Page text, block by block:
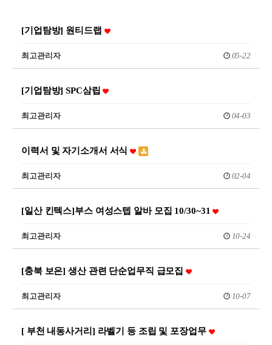
[기업탐방] 원티드랩
최고관리자 05-22
[기업탐방] SPC삼립
최고관리자 04-03
이력서 및 자기소개서 서식
최고관리자 02-04
[일산 킨텍스]부스 여성스텝 알바 모집 10/30~31
최고관리자 10-24
[충북 보은] 생산 관련 단순업무직 급모집
최고관리자 10-07
[ 부천 내동사거리] 라벨기 등 조립 및 포장업무